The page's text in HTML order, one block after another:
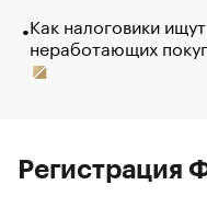
Как налоговики
неработающих
Регистрация